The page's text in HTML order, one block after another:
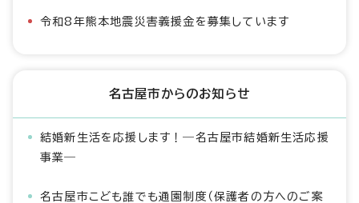
令和8年熊本地震災害義援金を募集しています
名古屋市からのお知らせ
結婚新生活を応援します！―名古屋市結婚新生活応援
事業―
名古屋市こども誰でも通園制度（保護者の方へのご案